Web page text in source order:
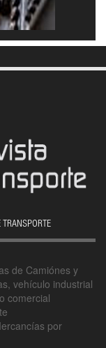
de Camiónes y
vehículo industrial
comercial
por